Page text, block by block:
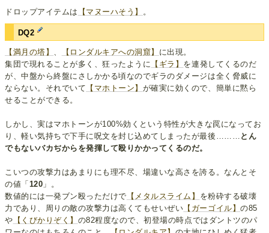
ドロップアイテムは 【マヌーハそう】 。
DQ2
【満月の塔】 、 【ロンダルキアへの洞窟】 に出現。
集団で現れることが多く、狂ったように 【ギラ】 を連発してくるのだ
が、中盤から終盤にさしかかる頃なのでギラのダメージは全く脅威に
ならない。それでいて 【マホトーン】 が確実に効くので、簡単に黙ら
せることができる。
しかし、実はマホトーンが100%効くという特性が大きな罠になってお
り、軽い気持ちで下手に呪文を封じ込めてしまったが最後……… とん
でもないバカぢからを発揮して殴りかかってくるのだ。
こいつの攻撃力はあまりにも理不尽、場違いな高さを誇る。なんとそ
の値「 120 」。
数値的には一発ブン殴っただけで 【メタルスライム】 を粉砕する破壊
力であり、周りの敵の攻撃力は高くてもせいぜい 【ガーゴイル】の85
や 【くびかりぞく】 の82程度なので、初登場の時点ではダントツのパ